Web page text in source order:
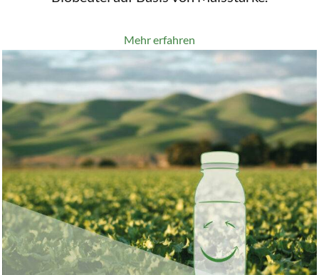
Mehr erfahren